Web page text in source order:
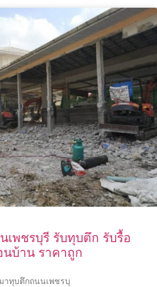
เพชรบุรี รับทุบตึก รับรื้อ
บ้าน ราคาถูก
าทุบตึกถนนเพชรบุ